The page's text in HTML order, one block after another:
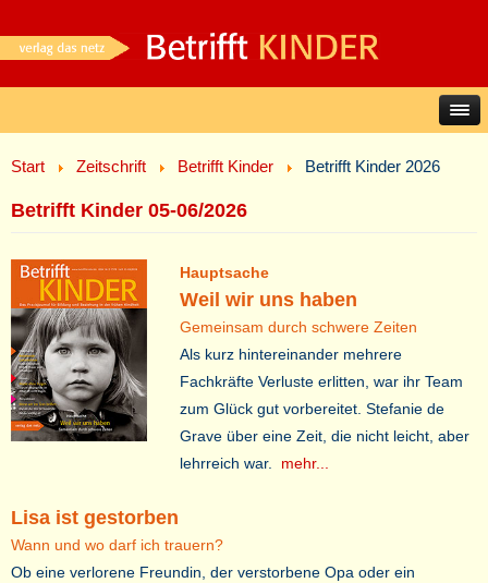
Start Zeitschrift Betrifft Kinder Betrifft Kinder 2026
Betrifft Kinder 05-06/2026
Hauptsache
Weil wir uns haben
Gemeinsam durch schwere Zeiten
Als kurz hintereinander mehrere
Fachkräfte Verluste erlitten, war ihr Team
zum Glück gut vorbereitet. Stefanie de
Grave über eine Zeit, die nicht leicht, aber
lehrreich war. mehr...
Lisa ist gestorben
Wann und wo darf ich trauern?
Ob eine verlorene Freundin, der verstorbene Opa oder ein